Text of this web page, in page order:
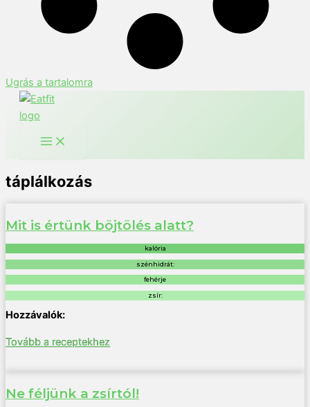
Ugrás a tartalomra
táplálkozás
Mit is értünk böjtölés alatt?
kalória
szénhidrát:
fehérje
zsír:
Tovább a receptekhez
Ne féljünk a zsírtól!